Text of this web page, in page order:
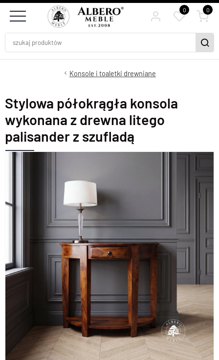
0 0
Konsole i toaletki drewniane
Stylowa półokrągła konsola
wykonana z drewna litego
palisander z szufladą